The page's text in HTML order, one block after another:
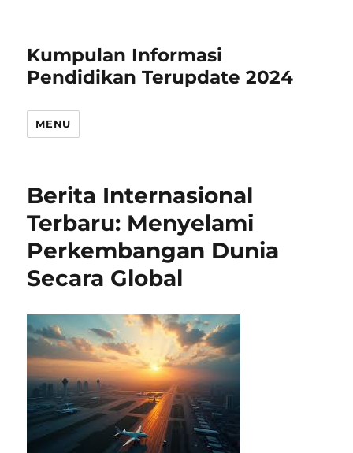
Kumpulan Informasi
Pendidikan Terupdate 2024
MENU
Berita Internasional
Terbaru: Menyelami
Perkembangan Dunia
Secara Global